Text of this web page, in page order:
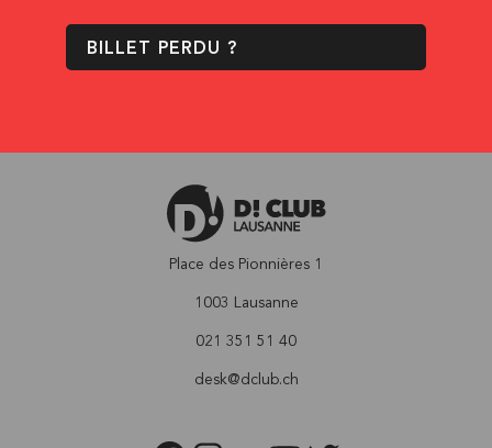
BILLET PERDU ?
Place des Pionnières 1
1003 Lausanne
021 351 51 40
desk@dclub.ch